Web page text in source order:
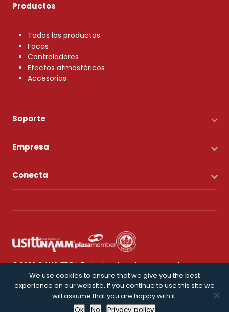
Productos
Todos los productos
Focos
Controladores
Efectos atmosféricos
Accesorios
Soporte
Empresa
Conecta
© 2026 CHAUVET DJ. Todos los derechos reservados.
Política de privacidad
We use cookies to ensure that we give you the best
experience on our website. If you continue to use this site we
will assume that you are happy with it.